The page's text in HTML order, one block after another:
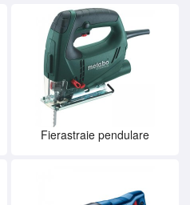
Fierastraie pendulare